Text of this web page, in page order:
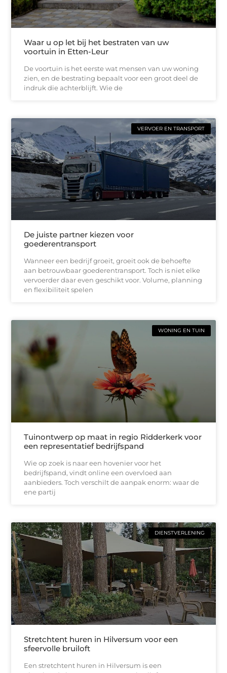
Waar u op let bij het bestraten van uw
voortuin in Etten-Leur
De voortuin is het eerste wat mensen van uw woning
zien, en de bestrating bepaalt voor een groot deel de
indruk die achterblijft. Wie de
VERVOER EN TRANSPORT
De juiste partner kiezen voor
goederentransport
Wanneer een bedrijf groeit, groeit ook de behoefte
aan betrouwbaar goederentransport. Toch is niet elke
vervoerder daar even geschikt voor. Volume, planning
en flexibiliteit spelen
WONING EN TUIN
Tuinontwerp op maat in regio Ridderkerk voor
een representatief bedrijfspand
Wie op zoek is naar een hovenier voor het
bedrijfspand, vindt online een overvloed aan
aanbieders. Toch verschilt de aanpak enorm: waar de
ene partij
DIENSTVERLENING
Stretchtent huren in Hilversum voor een
sfeervolle bruiloft
Een stretchtent huren in Hilversum is een